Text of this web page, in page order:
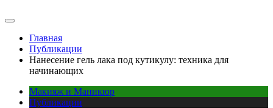
Главная
Публикации
Нанесение гель лака под кутикулу: техника для
начинающих
Макияж и Маникюр
Публикации